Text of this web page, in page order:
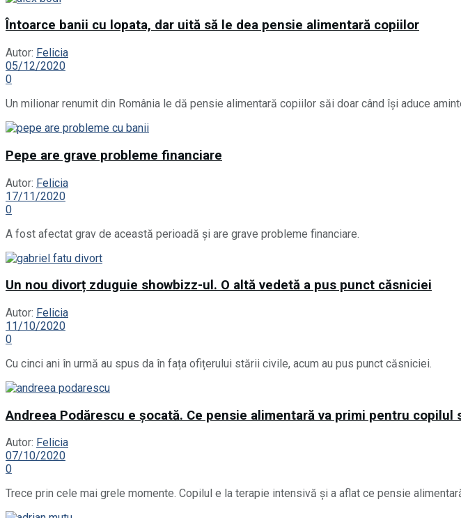
Întoarce banii cu lopata, dar uită să le dea pensie alimentară copiilor
Autor: Felicia
05/12/2020
0
Un milionar renumit din România le dă pensie alimentară copiilor săi doar când își aduce
Pepe are grave probleme financiare
Autor: Felicia
17/11/2020
0
A fost afectat grav de această perioadă și are grave probleme financiare.
Un nou divorț zduguie showbizz-ul. O altă vedetă a pus punct căsniciei
Autor: Felicia
11/10/2020
0
Cu cinci ani în urmă au spus da în fața ofițerului stării civile, acum au pus punct căsniciei.
Andreea Podărescu e șocată. Ce pensie alimentară va primi pentru copilul
Autor: Felicia
07/10/2020
0
Trece prin cele mai grele momente. Copilul e la terapie intensivă și a aflat ce pensie